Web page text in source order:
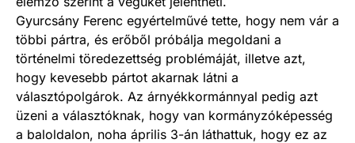
Gyurcsány Ferenc egyértelművé tette, hogy nem vár a
többi pártra, és erőből próbálja megoldani a
történelmi töredezettség problémáját, illetve azt,
hogy kevesebb pártot akarnak látni a
választópolgárok. Az árnyékkormánnyal pedig azt
üzeni a választóknak, hogy van kormányzóképesség
a baloldalon, noha április 3-án láthattuk, hogy ez az